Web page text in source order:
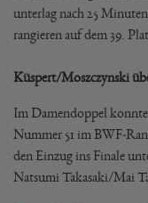
unterlag nach 25 Minuten
rangieren auf dem 39.
Küspert/Moszczynski
Im Damendoppel
Nummer 51 im BWF-
den Einzug ins Finale
Natsumi Takasaki/Mai